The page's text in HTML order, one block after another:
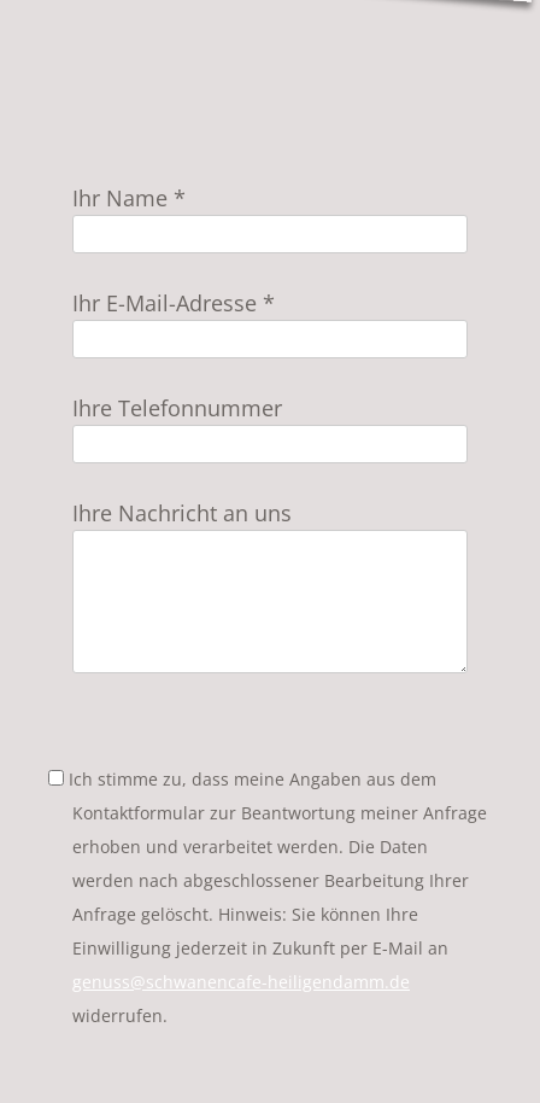
Ihr Name *
Ihr E-Mail-Adresse *
Ihre Telefonnummer
Ihre Nachricht an uns
Ich stimme zu, dass meine Angaben aus dem
Kontaktformular zur Beantwortung meiner Anfrage
erhoben und verarbeitet werden. Die Daten
werden nach abgeschlossener Bearbeitung Ihrer
Anfrage gelöscht. Hinweis: Sie können Ihre
Einwilligung jederzeit in Zukunft per E-Mail an
genuss@schwanencafe-heiligendamm.de
widerrufen.